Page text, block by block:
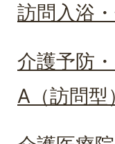
訪問入浴
介護予防
A（訪問型